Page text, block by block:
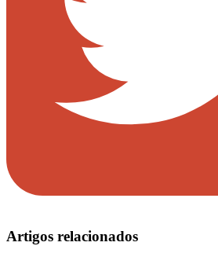
Artigos relacionados